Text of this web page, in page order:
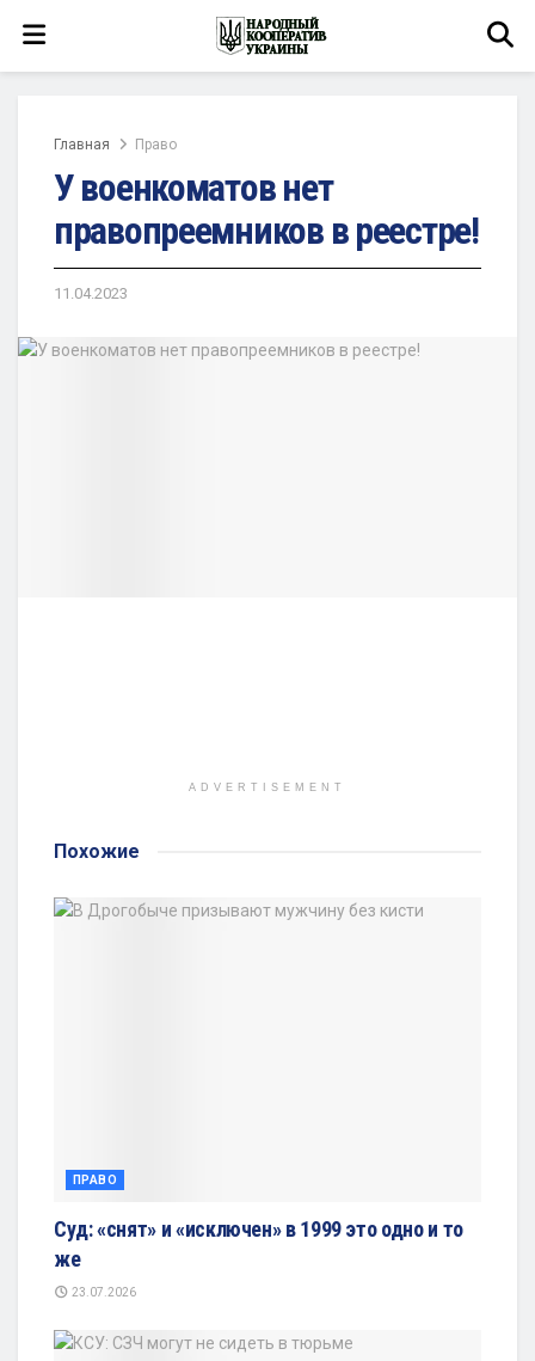
Главная Право
У военкоматов нет
правопреемников в реестре!
11.04.2023
ADVERTISEMENT
Похожие
ПРАВО
Суд: «снят» и «исключен» в 1999 это одно и то
же
23.07.2026